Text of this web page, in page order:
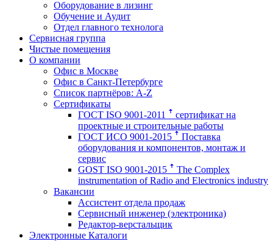
Оборудование в лизинг
Обучение и Аудит
Отдел главного технолога
Сервисная группа
Чистые помещения
О компании
Офис в Москве
Офис в Санкт-Петербурге
Список партнёров: A-Z
Сертификаты
ГОСТ ISO 9001-2011 ꜛ сертификат на
проектные и строительные работы
ГОСТ ИСО 9001-2015 ꜛ Поставка
оборудования и компонентов, монтаж и
сервис
GOST ISO 9001-2015 ꜛ The Complex
instrumentation of Radio and Electronics industry
Вакансии
Ассистент отдела продаж
Сервисный инженер (электроника)
Редактор-верстальщик
Электронные Каталоги